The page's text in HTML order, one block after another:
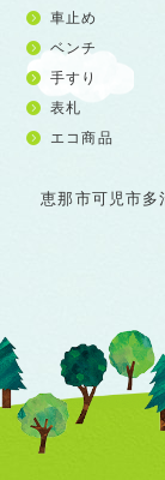
車止め
ベンチ
手すり
表札
エコ商品
恵那市可児市多